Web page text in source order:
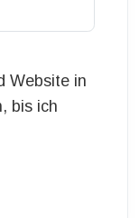
Website in
bis ich